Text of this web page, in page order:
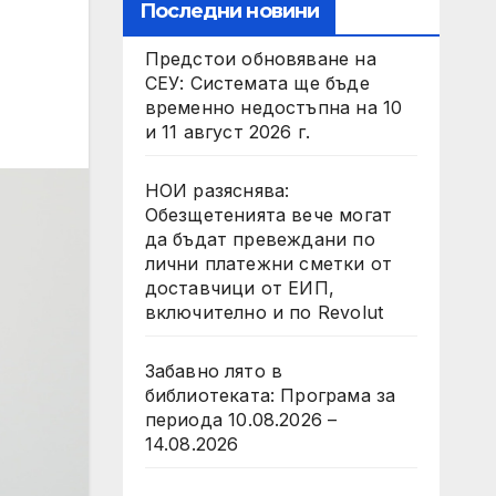
Последни новини
Предстои обновяване на
СЕУ: Системата ще бъде
временно недостъпна на 10
и 11 август 2026 г.
НОИ разяснява:
Обезщетенията вече могат
да бъдат превеждани по
лични платежни сметки от
доставчици от ЕИП,
включително и по Revolut
Забавно лято в
библиотекатa: Програма за
периода 10.08.2026 –
14.08.2026